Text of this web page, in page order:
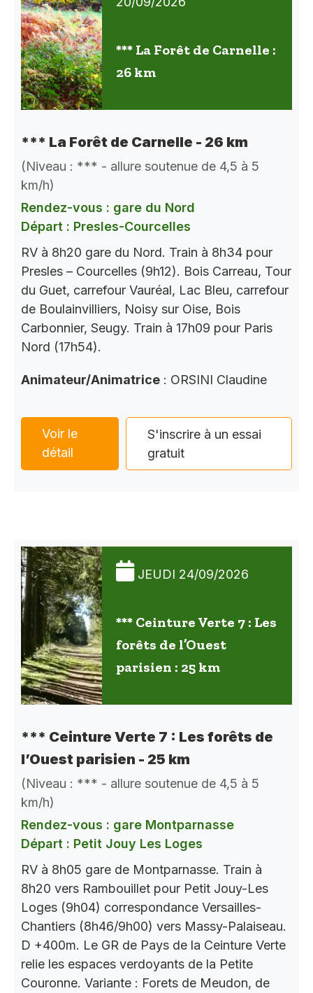
*** La Forêt de Carnelle :
26 km
*** La Forêt de Carnelle - 26 km
(Niveau : *** - allure soutenue de 4,5 à 5
km/h)
Rendez-vous : gare du Nord
Départ : Presles-Courcelles
RV à 8h20 gare du Nord. Train à 8h34 pour
Presles – Courcelles (9h12). Bois Carreau, Tour
du Guet, carrefour Vauréal, Lac Bleu, carrefour
de Boulainvilliers, Noisy sur Oise, Bois
Carbonnier, Seugy. Train à 17h09 pour Paris
Nord (17h54).
Animateur/Animatrice : ORSINI Claudine
Voir le
détail
S'inscrire à un essai
gratuit
JEUDI 24/09/2026
*** Ceinture Verte 7 : Les
forêts de l’Ouest
parisien : 25 km
*** Ceinture Verte 7 : Les forêts de
l’Ouest parisien - 25 km
(Niveau : *** - allure soutenue de 4,5 à 5
km/h)
Rendez-vous : gare Montparnasse
Départ : Petit Jouy Les Loges
RV à 8h05 gare de Montparnasse. Train à
8h20 vers Rambouillet pour Petit Jouy-Les
Loges (9h04) correspondance Versailles-
Chantiers (8h46/9h00) vers Massy-Palaiseau.
D +400m. Le GR de Pays de la Ceinture Verte
relie les espaces verdoyants de la Petite
Couronne. Variante : Forets de Meudon, de